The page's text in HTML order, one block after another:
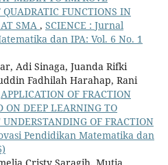
FUNCTIONS IN
SMA , SCIENCE : Jurnal
dan IPA: Vol. 6 No. 1
Adi Sinaga, Juanda Rifki
Fadhilah Harahap, Rani
APPLICATION OF FRACTION
ON DEEP LEARNING TO
OF FRACTION
Pendidikan Matematika dan